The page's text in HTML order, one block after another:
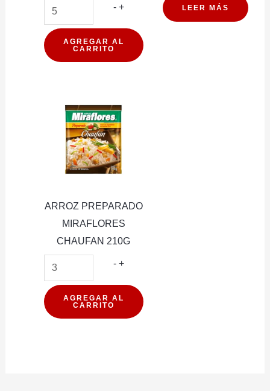
- ALBAHACA
6
+
AGREGAR AL
CARRITO
LEER MÁS
ARROZ PREPARADO
MIRAFLORES
CHAUFAN 210G
- ARROZ
MIRAFLORES
CHAUFAN
+
AGREGAR AL
CARRITO